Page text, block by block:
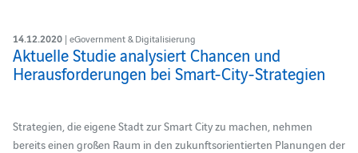
14.12.2020| eGovernment & Digitalisierung
Aktuelle Studie analysiert Chancen und
Herausforderungen bei Smart-City-Strategien
Strategien, die eigene Stadt zur Smart City zu machen, nehmen
bereits einen großen Raum in den zukunftsorientierten Planungen der